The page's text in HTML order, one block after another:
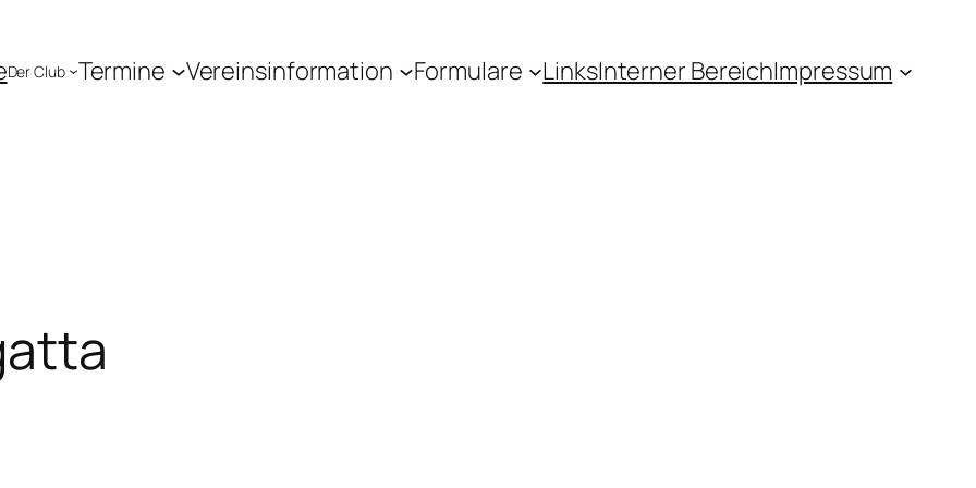
Der Club Termine Vereinsinformation Formulare LinksInterner BereichImpressum